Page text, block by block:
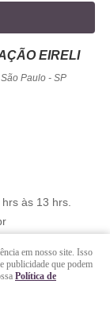
EIRELI
Paulo- SP
às 13 hrs.
em nosso site. Isso
publicidade que podem
Política de
.xml